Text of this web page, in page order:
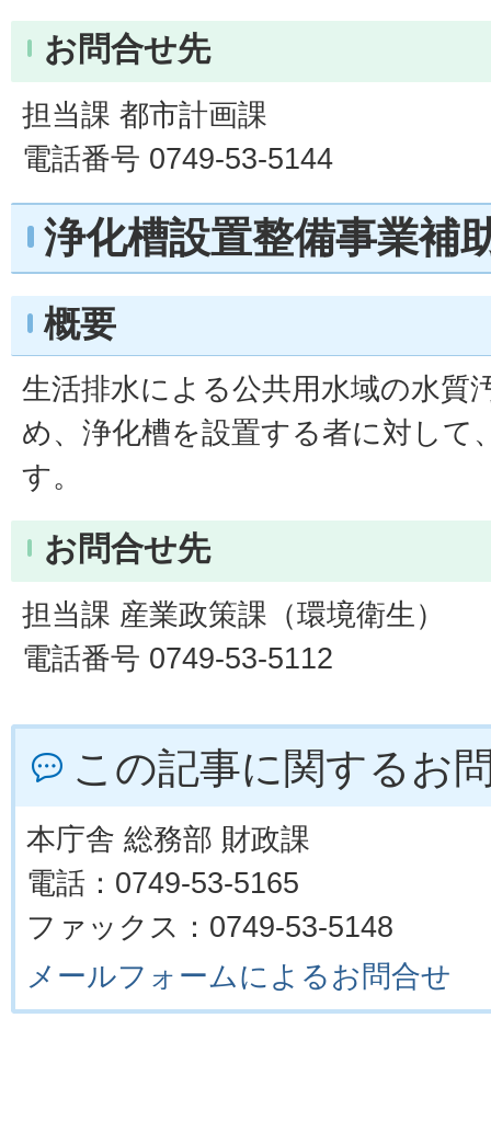
お問合せ先
担当課 都市計画課
電話番号 0749-53-5144
浄化槽設置整備事業補
概要
生活排水による公共用水域の水質
め、浄化槽を設置する者に対して
す。
お問合せ先
担当課 産業政策課（環境衛生）
電話番号 0749-53-5112
この記事に関するお
本庁舎 総務部 財政課
電話：0749-53-5165
ファックス：0749-53-5148
メールフォームによるお問合せ